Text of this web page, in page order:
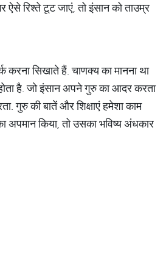
ऐसे रिश्ते टूट जाएं, तो इंसान को ताउम्र
सिखाते हैं. चाणक्य का मानना था
है. जो इंसान अपने गुरु का आदर करता
गुरु की बातें और शिक्षाएं हमेशा काम
अपमान किया, तो उसका भविष्य अंधकार